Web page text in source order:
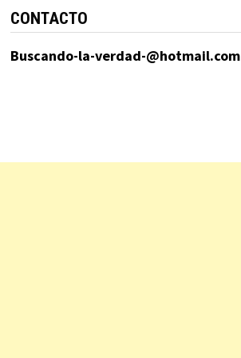
CONTACTO
Buscando-la-verdad-@hotmail.com